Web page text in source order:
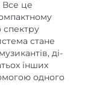
Все це
спектру
стане
ді-
інших
одного